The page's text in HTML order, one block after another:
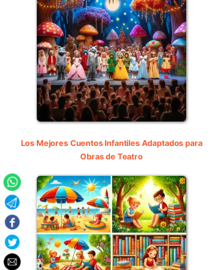
Los Mejores Cuentos Infantiles Adaptados para
Obras de Teatro